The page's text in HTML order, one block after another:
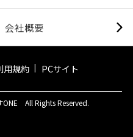
会社概要
用規約 PCサイト
All Rights Reserved.